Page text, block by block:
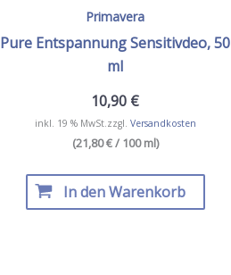
Primavera
Pure Entspannung Sensitivdeo, 50
ml
10,90 €
inkl. 19 % MwSt.zzgl. Versandkosten
(21,80 € / 100 ml)
In den Warenkorb